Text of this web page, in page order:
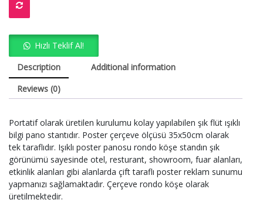
Hızlı Teklif Al!
Description
Additional information
Reviews (0)
Portatif olarak üretilen kurulumu kolay yapılabilen şık flüt ışıklı
bilgi pano stantıdır. Poster çerçeve ölçüsü 35x50cm olarak
tek taraflıdır. Işıklı poster panosu rondo köşe standın şık
görünümü sayesinde otel, resturant, showroom, fuar alanları,
etkinlik alanları gibi alanlarda çift taraflı poster reklam sunumu
yapmanızı sağlamaktadır. Çerçeve rondo köşe olarak
üretilmektedir.